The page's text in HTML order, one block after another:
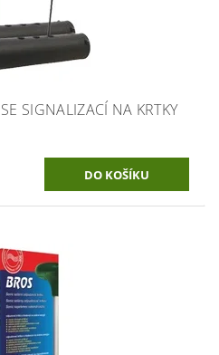
SIGNALIZACÍ NA KRTKY